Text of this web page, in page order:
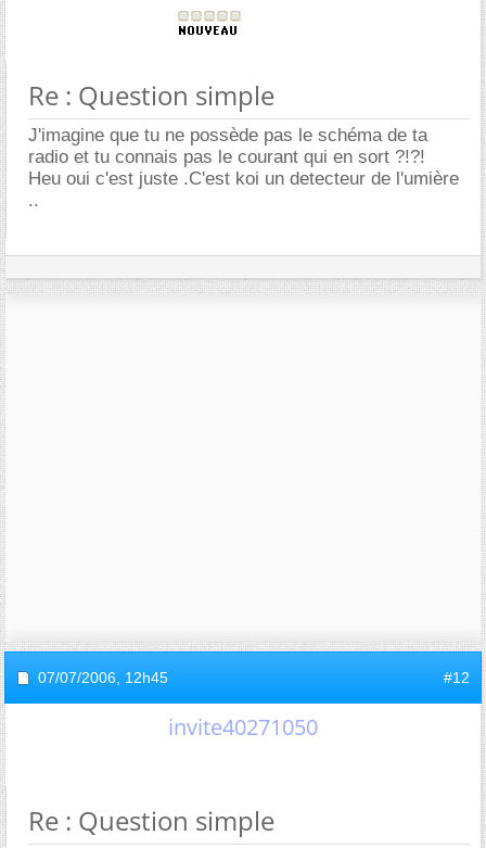
Re : Question simple
J'imagine que tu ne possède pas le schéma de ta
radio et tu connais pas le courant qui en sort ?!?!
Heu oui c'est juste .C'est koi un detecteur de l'umière
..
07/07/2006, 12h45 #12
invite40271050
Re : Question simple